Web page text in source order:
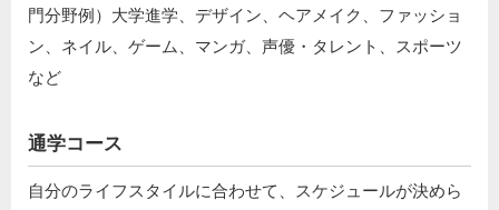
門分野例）大学進学、デザイン、ヘアメイク、ファッショ
ン、ネイル、ゲーム、マンガ、声優・タレント、スポーツ
など
通学コース
自分のライフスタイルに合わせて、スケジュールが決めら